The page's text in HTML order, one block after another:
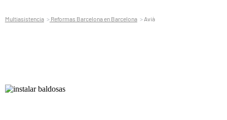
Multiasistencia Reformas Barcelona en Barcelona Avià